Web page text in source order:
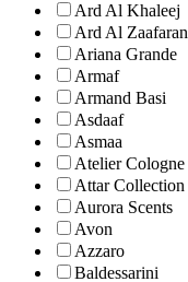
Ard Al Khaleej
Ard Al Zaafaran
Ariana Grande
Armaf
Armand Basi
Asdaaf
Asmaa
Atelier Cologne
Attar Collection
Aurora Scents
Avon
Azzaro
Baldessarini